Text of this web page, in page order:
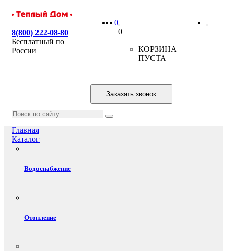
8(800) 222-08-80
Бесплатный по
России
0
0
КОРЗИНА
ПУСТА
Заказать звонок
Главная
Каталог
Водоснабжение
Отопление